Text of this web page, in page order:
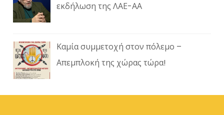
εκδήλωση της ΛΑΕ-ΑΑ
Καμία συμμετοχή στον πόλεμο –
Απεμπλοκή της χώρας τώρα!